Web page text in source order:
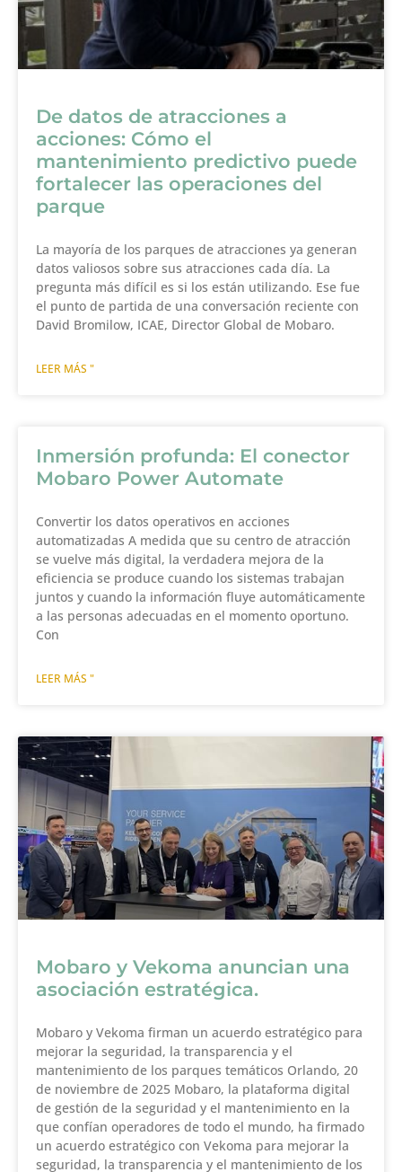
De datos de atracciones a
acciones: Cómo el
mantenimiento predictivo puede
fortalecer las operaciones del
parque
La mayoría de los parques de atracciones ya generan
datos valiosos sobre sus atracciones cada día. La
pregunta más difícil es si los están utilizando. Ese fue
el punto de partida de una conversación reciente con
David Bromilow, ICAE, Director Global de Mobaro.
LEER MÁS "
Inmersión profunda: El conector
Mobaro Power Automate
Convertir los datos operativos en acciones
automatizadas A medida que su centro de atracción
se vuelve más digital, la verdadera mejora de la
eficiencia se produce cuando los sistemas trabajan
juntos y cuando la información fluye automáticamente
a las personas adecuadas en el momento oportuno.
Con
LEER MÁS "
Mobaro y Vekoma anuncian una
asociación estratégica.
Mobaro y Vekoma firman un acuerdo estratégico para
mejorar la seguridad, la transparencia y el
mantenimiento de los parques temáticos Orlando, 20
de noviembre de 2025 Mobaro, la plataforma digital
de gestión de la seguridad y el mantenimiento en la
que confían operadores de todo el mundo, ha firmado
un acuerdo estratégico con Vekoma para mejorar la
seguridad, la transparencia y el mantenimiento de los